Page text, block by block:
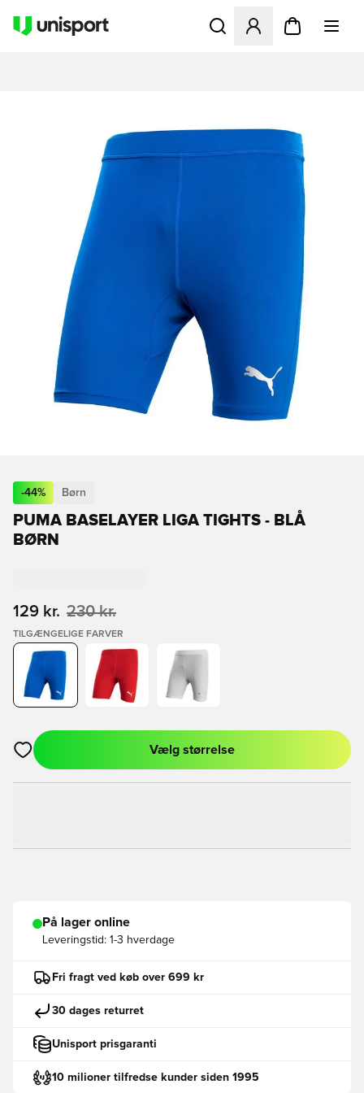
Åbner en Modal til at
-44% Børn
PUMA BASELAYER LIGA TIGHTS - BLÅ
BØRN
129 kr. 230 kr.
TILGÆNGELIGE FARVER
Åbner en Modal til at logge ind eller tilmelde dig som medlem
Vælg størrelse
På lager online
Leveringstid: 1-3 hverdage
Fri fragt ved køb over 699 kr
30 dages returret
Unisport prisgaranti
10 milioner tilfredse kunder siden 1995